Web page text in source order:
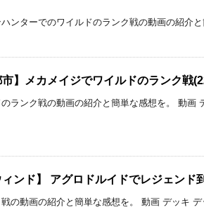
ンターでのワイルドのランク戦の動画の紹介と
】メカメイジでワイルドのランク戦
ランク戦の動画の紹介と簡単な感想を。 動画
ンド】 アグロドルイドでレジェンド
の動画の紹介と簡単な感想を。 動画 デッキ